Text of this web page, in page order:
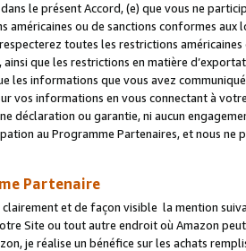
le présent Accord, (e) que vous ne
américaines ou de sanctions conformes
toutes les restrictions
que les restrictions en matière
les informations que vous avez
vos informations en vous connectant à
déclaration ou garantie, ni aucun
au Programme Partenaires, et nous
Partenaire
et de façon visible la mention
Site ou tout autre endroit où Amazon
je réalise un bénéfice sur les achats